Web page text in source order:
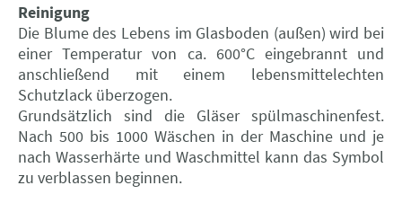
Reinigung
Die Blume des Lebens im Glasboden (außen) wird bei
einer Temperatur von ca. 600°C eingebrannt und
anschließend mit einem lebensmittelechten
Schutzlack überzogen.
Grundsätzlich sind die Gläser spülmaschinenfest.
Nach 500 bis 1000 Wäschen in der Maschine und je
nach Wasserhärte und Waschmittel kann das Symbol
zu verblassen beginnen.